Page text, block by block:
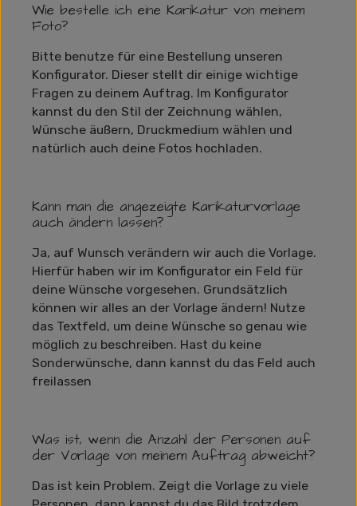
Wie bestelle ich eine Karikatur von meinem
Foto?
Bitte benutze für eine Bestellung unseren
Konfigurator. Dieser stellt dir einige wichtige
Fragen zu deinem Auftrag. Im Konfigurator
kannst du den Stil der Zeichnung wählen,
Wünsche äußern, Druckmedium wählen und
natürlich auch deine Fotos hochladen.
Kann man die angezeigte Karikaturvorlage
auch ändern lassen?
Ja, auf Wunsch verändern wir auch die Vorlage.
Hierfür haben wir im Konfigurator ein Feld für
deine Wünsche vorgesehen. Grundsätzlich
können wir alles an der Vorlage ändern! Nutze
das Textfeld, um deine Wünsche so genau wie
möglich zu beschreiben. Hast du keine
Sonderwünsche, dann kannst du das Feld auch
freilassen
Was ist, wenn die Anzahl der Personen auf
der Vorlage von meinem Auftrag abweicht?
Das ist kein Problem. Zeigt die Vorlage zu viele